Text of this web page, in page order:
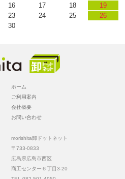
16 17 18
19
23 24 25
26
30
ホーム
ご利用案内
会社概要
お問い合わせ
morishita卸ドットネット
〒733-0833
広島県広島市西区
商工センター６丁目3-20